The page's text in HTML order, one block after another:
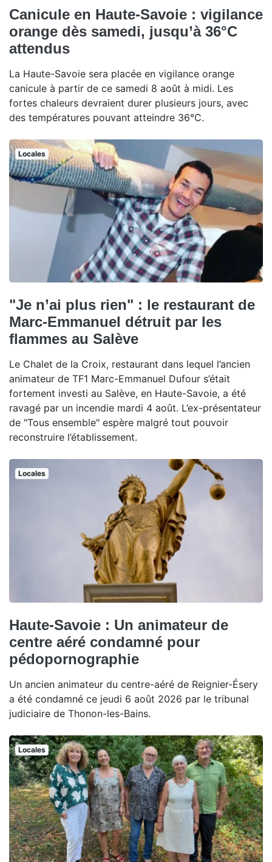
Canicule en Haute-Savoie : vigilance
orange dès samedi, jusqu’à 36°C
attendus
La Haute-Savoie sera placée en vigilance orange
canicule à partir de ce samedi 8 août à midi. Les
fortes chaleurs devraient durer plusieurs jours, avec
des températures pouvant atteindre 36°C.
Locales
"Je n’ai plus rien" : le restaurant de
Marc-Emmanuel détruit par les
flammes au Salève
Le Chalet de la Croix, restaurant dans lequel l’ancien
animateur de TF1 Marc-Emmanuel Dufour s’était
fortement investi au Salève, en Haute-Savoie, a été
ravagé par un incendie mardi 4 août. L’ex-présentateur
de "Tous ensemble" espère malgré tout pouvoir
reconstruire l’établissement.
Locales
Haute-Savoie : Un animateur de
centre aéré condamné pour
pédopornographie
Un ancien animateur du centre-aéré de Reignier-Ésery
a été condamné ce jeudi 6 août 2026 par le tribunal
judiciaire de Thonon-les-Bains.
Locales